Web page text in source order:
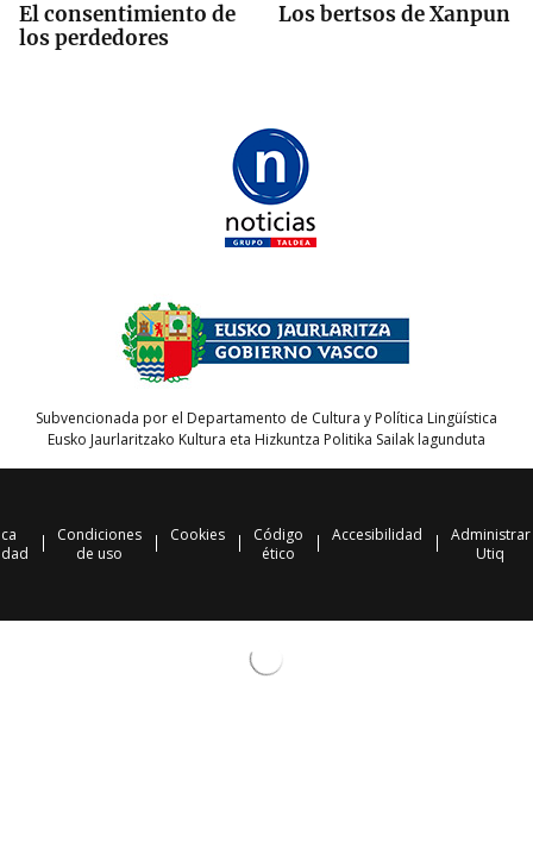
El consentimiento de
los perdedores
Los bertsos de Xanpun
Subvencionada por el Departamento de Cultura y Política Lingüística
Eusko Jaurlaritzako Kultura eta Hizkuntza Politika Sailak lagunduta
Condiciones
de uso
Cookies
Código
ético
Accesibilidad
Administrar
Utiq